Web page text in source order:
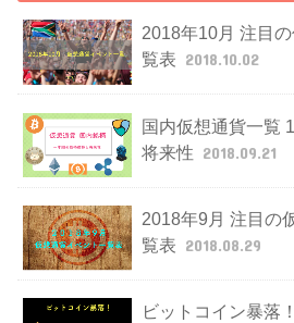
2018年10月 注目
覧表 2018.10.02
国内仮想通貨一覧
将来性 2018.09.21
2018年9月 注目の
覧表 2018.08.29
ビットコイン暴落